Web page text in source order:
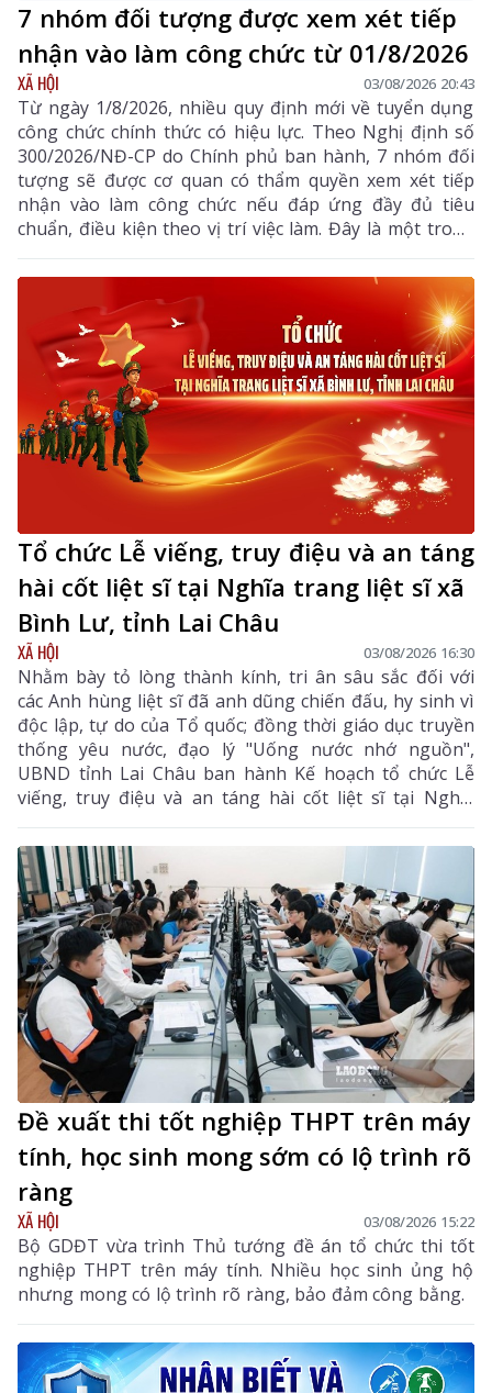
7 nhóm đối tượng được xem xét tiếp
nhận vào làm công chức từ 01/8/2026
XÃ HỘI 03/08/2026 20:43
Từ ngày 1/8/2026, nhiều quy định mới về tuyển dụng
công chức chính thức có hiệu lực. Theo Nghị định số
300/2026/NĐ-CP do Chính phủ ban hành, 7 nhóm đối
tượng sẽ được cơ quan có thẩm quyền xem xét tiếp
nhận vào làm công chức nếu đáp ứng đầy đủ tiêu
chuẩn, điều kiện theo vị trí việc làm. Đây là một trong
những điểm mới đáng chú ý nhằm bổ sung, thu hút
nguồn nhân lực chất lượng cao vào khu vực công.
Tổ chức Lễ viếng, truy điệu và an táng
hài cốt liệt sĩ tại Nghĩa trang liệt sĩ xã
Bình Lư, tỉnh Lai Châu
XÃ HỘI 03/08/2026 16:30
Nhằm bày tỏ lòng thành kính, tri ân sâu sắc đối với
các Anh hùng liệt sĩ đã anh dũng chiến đấu, hy sinh vì
độc lập, tự do của Tổ quốc; đồng thời giáo dục truyền
thống yêu nước, đạo lý "Uống nước nhớ nguồn",
UBND tỉnh Lai Châu ban hành Kế hoạch tổ chức Lễ
viếng, truy điệu và an táng hài cốt liệt sĩ tại Nghĩa
trang liệt sĩ xã Bình Lư. Bộ Chỉ huy Quân sự tỉnh là
đơn vị chủ trì, phối hợp với các sở, ngành, địa phương
triển khai các nội dung, bảo đảm buổi lễ được tổ chức
trang nghiêm, trọng thể, đúng nghi thức.
Đề xuất thi tốt nghiệp THPT trên máy
tính, học sinh mong sớm có lộ trình rõ
ràng
XÃ HỘI 03/08/2026 15:22
Bộ GDĐT vừa trình Thủ tướng đề án tổ chức thi tốt
nghiệp THPT trên máy tính. Nhiều học sinh ủng hộ
nhưng mong có lộ trình rõ ràng, bảo đảm công bằng.